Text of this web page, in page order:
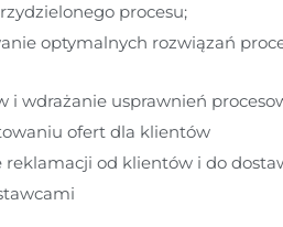
procesu;
optymalnych rozwiązań
i wdrażanie usprawnień
ofert dla klientów
reklamacji od klientów i do